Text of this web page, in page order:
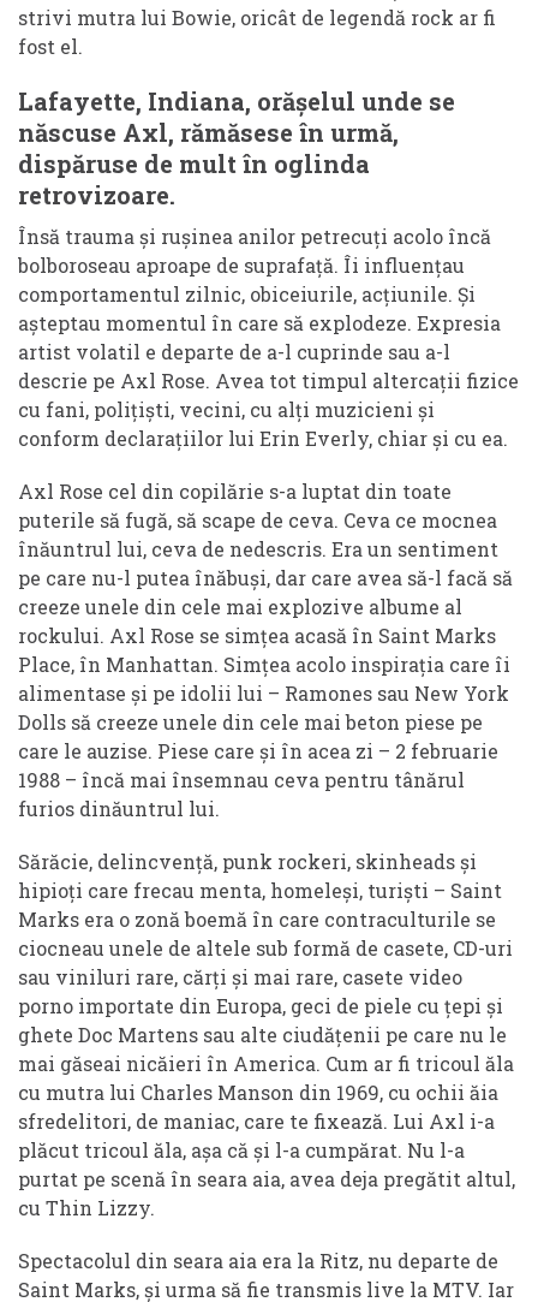
strivi mutra lui Bowie, oricât de legendă rock ar fi
fost el.
Lafayette, Indiana, orășelul unde se
născuse Axl, rămăsese în urmă,
dispăruse de mult în oglinda
retrovizoare.
Însă trauma și rușinea anilor petrecuți acolo încă
bolboroseau aproape de suprafață. Îi influențau
comportamentul zilnic, obiceiurile, acțiunile. Și
așteptau momentul în care să explodeze. Expresia
artist volatil e departe de a-l cuprinde sau a-l
descrie pe Axl Rose. Avea tot timpul altercații fizice
cu fani, polițiști, vecini, cu alți muzicieni și
conform declarațiilor lui Erin Everly, chiar și cu ea.
Axl Rose cel din copilărie s-a luptat din toate
puterile să fugă, să scape de ceva. Ceva ce mocnea
înăuntrul lui, ceva de nedescris. Era un sentiment
pe care nu-l putea înăbuși, dar care avea să-l facă să
creeze unele din cele mai explozive albume al
rockului. Axl Rose se simțea acasă în Saint Marks
Place, în Manhattan. Simțea acolo inspirația care îi
alimentase și pe idolii lui – Ramones sau New York
Dolls să creeze unele din cele mai beton piese pe
care le auzise. Piese care și în acea zi – 2 februarie
1988 – încă mai însemnau ceva pentru tânărul
furios dinăuntrul lui.
Sărăcie, delincvență, punk rockeri, skinheads și
hipioți care frecau menta, homeleși, turiști – Saint
Marks era o zonă boemă în care contraculturile se
ciocneau unele de altele sub formă de casete, CD-uri
sau viniluri rare, cărți și mai rare, casete video
porno importate din Europa, geci de piele cu țepi și
ghete Doc Martens sau alte ciudățenii pe care nu le
mai găseai nicăieri în America. Cum ar fi tricoul ăla
cu mutra lui Charles Manson din 1969, cu ochii ăia
sfredelitori, de maniac, care te fixează. Lui Axl i-a
plăcut tricoul ăla, așa că și l-a cumpărat. Nu l-a
purtat pe scenă în seara aia, avea deja pregătit altul,
cu Thin Lizzy.
Spectacolul din seara aia era la Ritz, nu departe de
Saint Marks, și urma să fie transmis live la MTV. Iar